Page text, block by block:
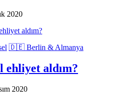
2020
🇩🇪 Berlin & Almanya
ehliyet aldım?
2020